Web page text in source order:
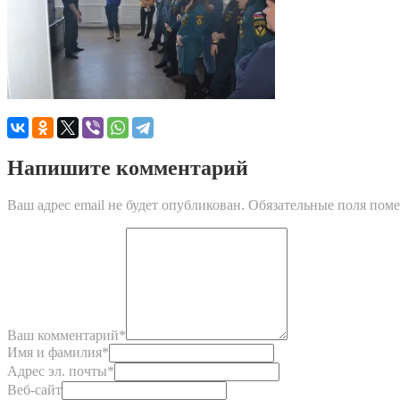
Напишите комментарий
Ваш адрес email не будет опубликован. Обязательные поля
Ваш комментарий*
Имя и фамилия*
Адрес эл. почты*
Веб-сайт